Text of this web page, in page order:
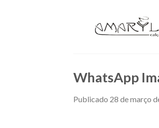
WhatsApp
Publicado 28 de março